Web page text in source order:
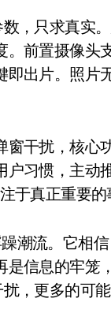
只求真实。
前置摄像头
出片。照片
干扰，核心
习惯，主动
于真正重要的
流。它相
信息的牢笼
，更多的可能